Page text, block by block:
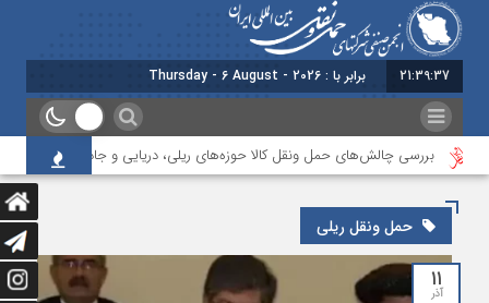
21:39:37 برابر با : Thursday - 6 August - 2026
بررسی چالش‌های حمل ونقل کالا حوزه‌های ریلی، دریایی و جاده‌ای
حمل ونقل ریلی
۱۱
آذر